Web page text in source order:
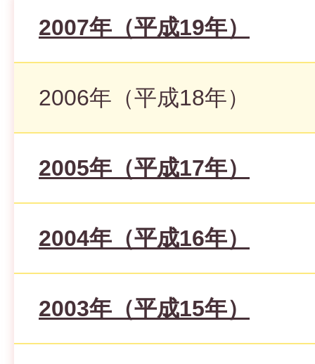
2007年（平成19年）
2006年（平成18年）
2005年（平成17年）
2004年（平成16年）
2003年（平成15年）